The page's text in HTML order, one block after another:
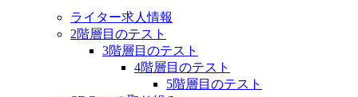
ライター求人情報
2階層目のテスト
3階層目のテスト
4階層目のテスト
5階層目のテスト